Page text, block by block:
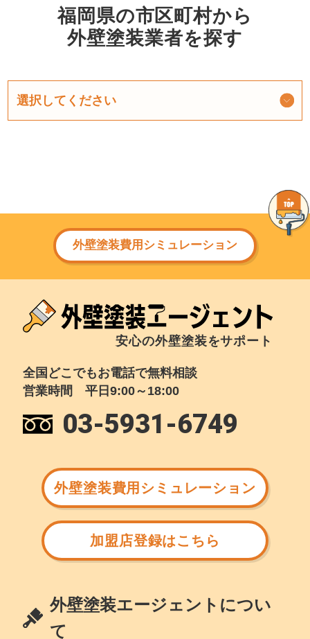
福岡県の市区町村から
外壁塗装業者を探す
外壁塗装費用シミュレーション
安心の外壁塗装をサポート
全国どこでもお電話で無料相談
営業時間 平日9:00～18:00
03-5931-6749
外壁塗装費用シミュレーション
加盟店登録はこちら
外壁塗装エージェントについ
て